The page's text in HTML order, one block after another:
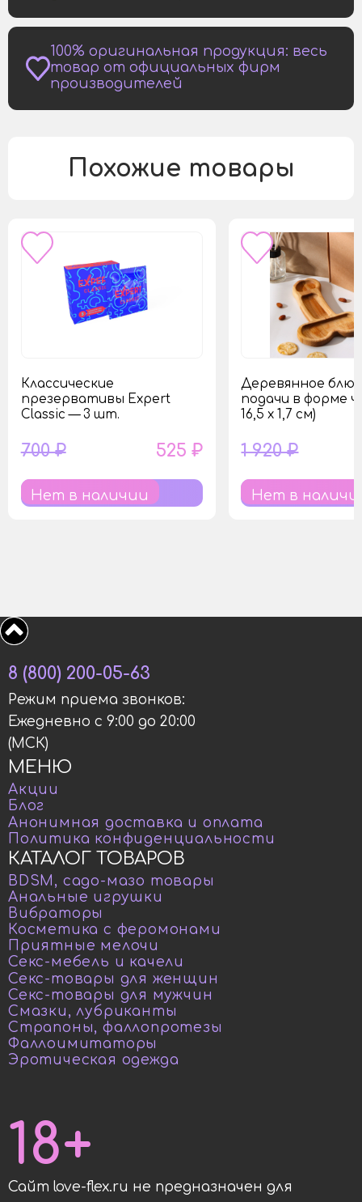
100% оригинальная продукция: весь
товар от официальных фирм
производителей
Похожие товары
Классические
презервативы Expert
Classic — 3 шт.
700 ₽ 525 ₽
Нет в наличии
Деревянное
подачи в форме
16,5 х 1,7 см)
1 920 ₽
Нет в
КАТАЛОГ ТОВАРОВ
BDSM, садо-мазо товары
Анальные игрушки
Вибраторы
Косметика с феромонами
Приятные мелочи
Секс-мебель и качели
Секс-товары для женщин
Секс-товары для мужчин
Смазки, лубриканты
Страпоны, фаллопротезы
Фаллоимитаторы
Эротическая одежда
МЕНЮ
Акции
Блог
Анонимная доставка и оплата
Политика конфиденциальности
8 (800) 200-05-63
Режим приема звонков:
Ежедневно с 9:00 до 20:00
(МСК)
Сайт love-flex.ru не предназначен для
18+